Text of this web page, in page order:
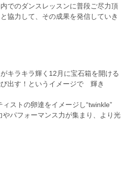
でのダンスレッスンに普段ご尽力頂
協力して、その成果を発信していき
キラキラ輝く12月に宝石箱を開ける
出す！というイメージで 輝き
ストの卵達をイメージし“twinkle”
パフォーマンス力が集まり、より光